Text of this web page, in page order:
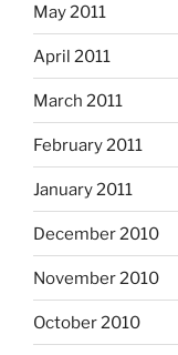
May 2011
April 2011
March 2011
February 2011
January 2011
December 2010
November 2010
October 2010